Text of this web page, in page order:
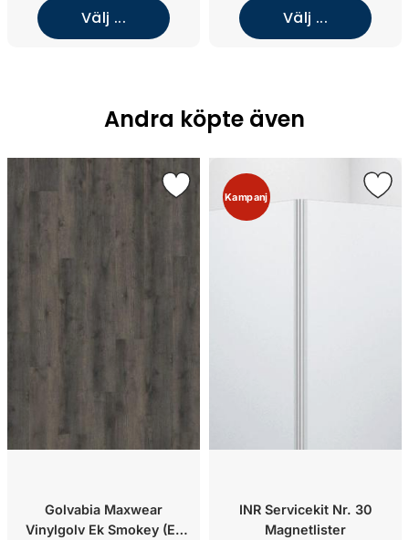
Välj ... Välj ...
Andra köpte även
Golvabia Maxwear
Vinylgolv Ek Smokey (Ek
Kampanj
INR Servicekit Nr. 30
Magnetlister